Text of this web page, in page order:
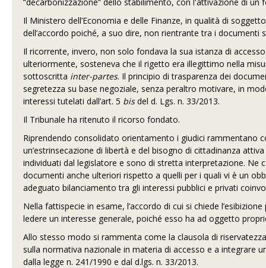
Il Ministero dell’Economia e delle Finanze, in qualità di
dell’accordo poiché, a suo dire, non rientrante tra i documenti
Il ricorrente, invero, non solo fondava la sua istanza di
ulteriormente, sosteneva che il rigetto era illegittimo nella
sottoscritta inter-partes. Il principio di trasparenza dei
segretezza su base negoziale, senza peraltro motivare, in
interessi tutelati dall’art. 5 bisdel d. Lgs. n. 33/2013.
Il Tribunale ha ritenuto il ricorso fondato.
Riprendendo consolidato orientamento i giudici rammentano
un’estrinsecazione di libertà e del bisogno di cittadinanza
individuati dal legislatore e sono di stretta interpretazione. Ne
documenti anche ulteriori rispetto a quelli per i quali vi è un
adeguato bilanciamento tra gli interessi pubblici e privati
Nella fattispecie in esame, l’accordo di cui si chiede
ledere un interesse generale, poiché esso ha ad oggetto
Allo stesso modo si rammenta come la clausola di
sulla normativa nazionale in materia di accesso e a integrare
dalla legge n. 241/1990 e dal d.lgs. n. 33/2013.